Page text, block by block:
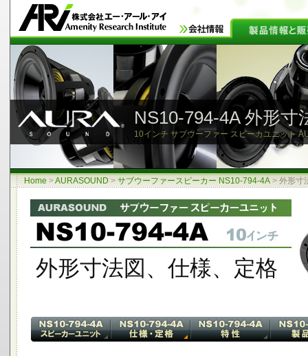
NS10-794-4A 外形寸
10インチ サブウーファー スピーカユニット
Home >AURASOUND > サブウーファースピーカー NS10-794-4A > 外形寸
外形寸法図、仕様、定格